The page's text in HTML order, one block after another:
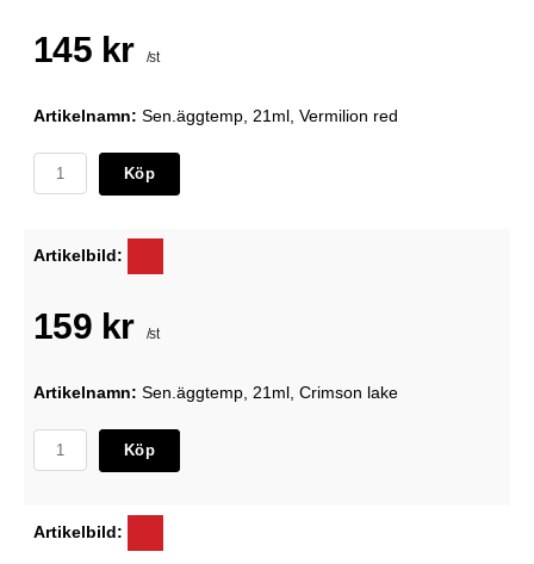
145 kr /st
Artikelnamn: Sen.äggtemp, 21ml, Vermilion red
Köp
Artikelbild:
159 kr /st
Artikelnamn: Sen.äggtemp, 21ml, Crimson lake
Köp
Artikelbild: